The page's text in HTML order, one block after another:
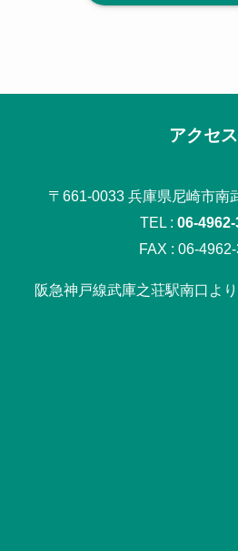
アクセス
〒661-0033 兵庫県尼崎市南
TEL : 06-
FAX : 06-
阪急神戸線武庫之荘駅南口よ